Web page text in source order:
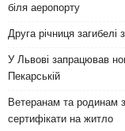
біля аеропорту
Друга річниця
У Львові запрацював
Пекарській
Ветеранам та родинам
сертифікати на житло